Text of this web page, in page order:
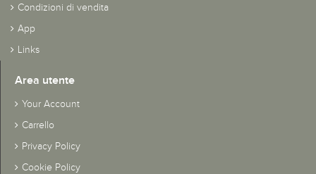
Condizioni di vendita
App
Links
Area utente
Your Account
Carrello
Privacy Policy
Cookie Policy